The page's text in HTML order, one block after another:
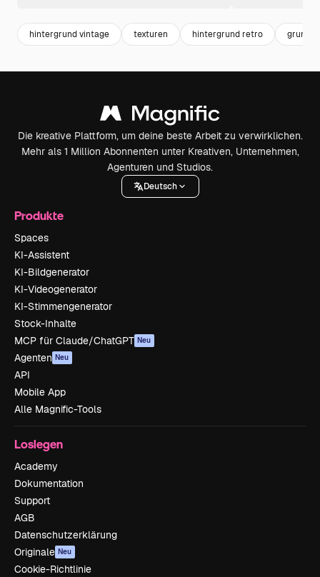
hintergrund vintage texturen hintergrund retro grunge
Die kreative Plattform, um deine beste Arbeit zu verwirklichen.
Mehr als 1 Million Abonnenten unter Kreativen, Unternehmen,
Agenturen und Studios.
Deutsch
Produkte
Spaces
KI-Assistent
KI-Bildgenerator
KI-Videogenerator
KI-Stimmengenerator
Stock-Inhalte
MCP für Claude/ChatGPT Neu
Agenten Neu
API
Mobile App
Alle Magnific-Tools
Loslegen
Academy
Dokumentation
Support
AGB
Datenschutzerklärung
Originale Neu
Cookie-Richtlinie